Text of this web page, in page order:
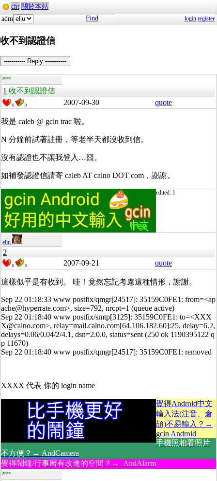
cht 關於本站
adm
Find login register
收不到認證信
----------- Reply -----------
guest
1 收不到認證信
0 0 2007-09-30 quote
我是 caleb @ gcin trac 啦。
N 分鐘前試著註冊，等老半天都沒收到信。
沒有認證也不讓我登入…囧。
如補發認證信請寄 caleb AT calno DOT com，謝謝。
edited: 1
eliu
2
0 0 2007-09-21 quote
這樣似乎是有收到。 哇！竟然忘記考慮這種情形，謝謝。
Sep 22 01:18:33 www postfix/qmgr[24517]: 35159C0FE1: from=<ap
ache@hyperrate.com>, size=792, nrcpt=1 (queue active)
Sep 22 01:18:40 www postfix/smtp[3125]: 35159C0FE1: to=<XXX
X@calno.com>, relay=mail.calno.com[64.106.182.60]:25, delay=6.2,
delays=0.06/0.04/2/4.1, dsn=2.0.0, status=sent (250 ok 1190395122 q
p 11670)
Sep 22 01:18:40 www postfix/qmgr[24517]: 35159C0FE1: removed
XXXX 代表 你的 login name
覺得Android中文
輸入法(注音、倉
頡)不易輸入？→
gcin Android
手機照相看照片
不方便？→ AndCamera
覺得鬧鐘/行事曆有改進的空間？→ AndAlarm
guest